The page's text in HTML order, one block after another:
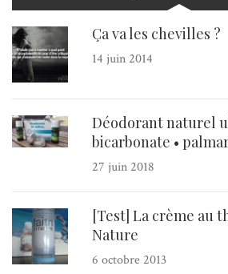
Ça va les chevilles ?
14 juin 2014
Déodorant naturel
bicarbonate •
27 juin 2018
[Test] La crème au
Nature
6 octobre 2013